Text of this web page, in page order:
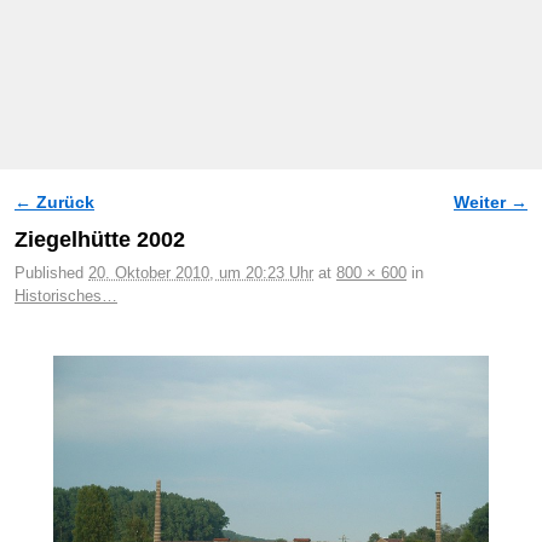
Bilder-Navigation
← Zurück Weiter →
Ziegelhütte 2002
Published 20. Oktober 2010, um 20:23 Uhr at 800 × 600 in
Historisches…